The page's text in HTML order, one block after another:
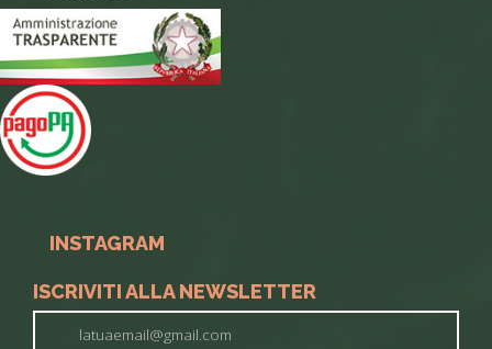
INSTAGRAM
ISCRIVITI ALLA NEWSLETTER